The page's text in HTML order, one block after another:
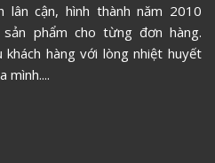
cận, hình thành năm 2010
sản phẩm cho từng đơn hàng.
hàng với lòng nhiệt huyết
mình....